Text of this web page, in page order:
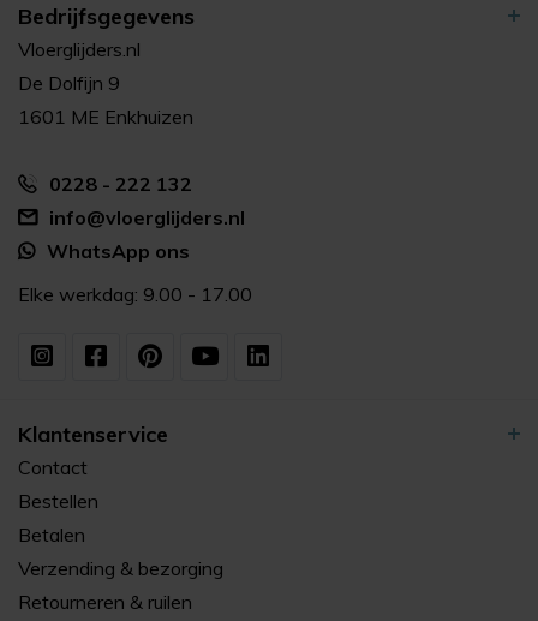
Bedrijfsgegevens
Vloerglijders.nl
De Dolfijn 9
1601 ME Enkhuizen
0228 - 222 132
info@vloerglijders.nl
WhatsApp ons
Elke werkdag: 9.00 - 17.00
Klantenservice
Contact
Bestellen
Betalen
Verzending & bezorging
Retourneren & ruilen